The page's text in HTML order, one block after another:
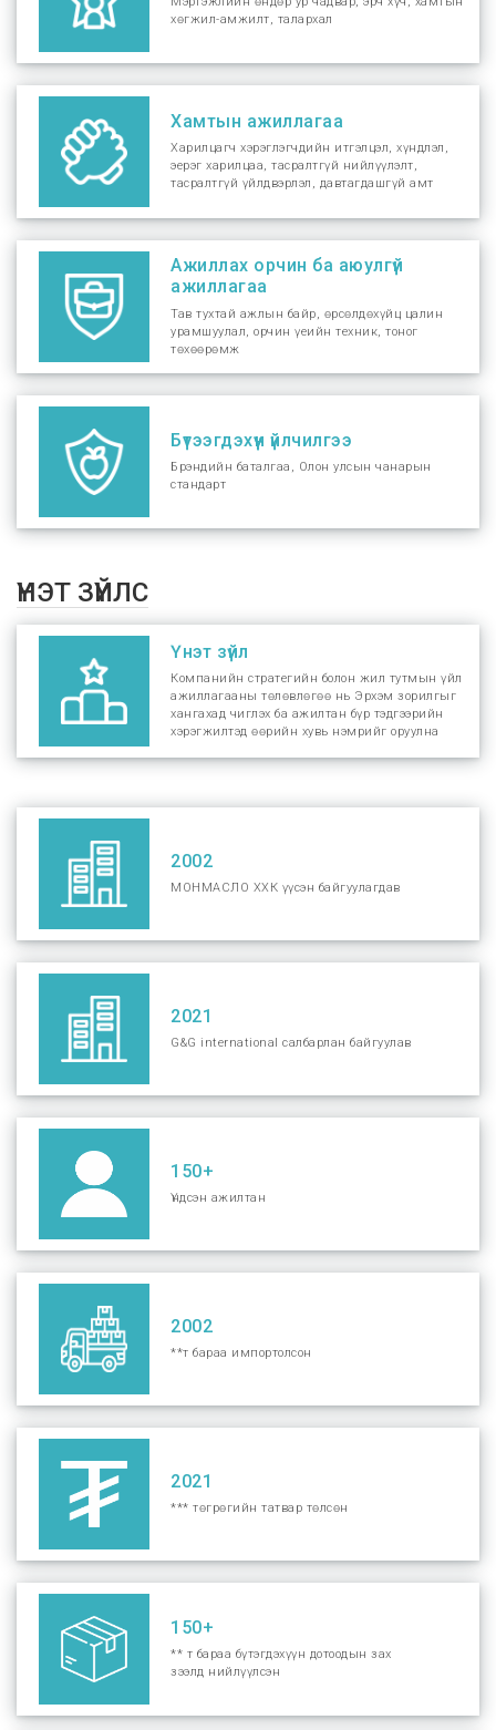
хөгжил-амжилт, талархал
Хамтын ажиллагаа
Харилцагч хэрэглэгчдийн итгэлцэл, хүндлэл,
эерэг харилцаа, тасралтгүй нийлүүлэлт,
тасралтгүй үйлдвэрлэл, давтагдашгүй амт
Ажиллах орчин ба аюулгүй
ажиллагаа
Тав тухтай ажлын байр, өрсөлдөхүйц цалин
урамшуулал, орчин үеийн техник, тоног
төхөөрөмж
Бүтээгдэхүүн үйлчилгээ
Брэндийн баталгаа, Олон улсын чанарын
стандарт
ҮНЭТ ЗҮЙЛС
Үнэт зүйл
Компанийн стратегийн болон жил тутмын үйл
ажиллагааны төлөвлөгөө нь Эрхэм зорилгыг
хангахад чиглэх ба ажилтан бүр тэдгээрийн
хэрэгжилтэд өөрийн хувь нэмрийг оруулна
2002
МОНМАСЛО ХХК үүсэн байгуулагдав
2021
G&G international салбарлан байгуулав
150+
Үндсэн ажилтан
2002
**т бараа импортолсон
2021
*** төгрөгийн татвар төлсөн
150+
** т бараа бүтэгдэхүүн дотоодын зах
зээлд нийлүүлсэн